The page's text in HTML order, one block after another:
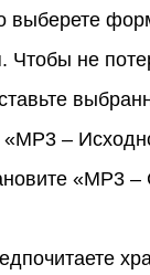
выберете
Чтобы не
–
«MP3 –